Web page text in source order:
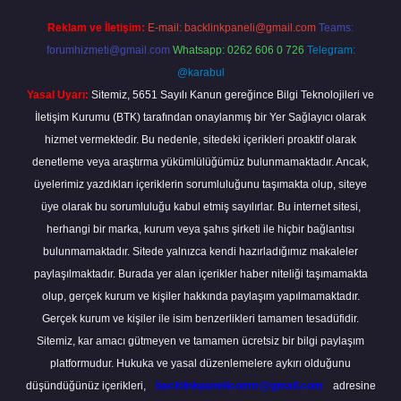
Reklam ve İletişim: E-mail: backlinkpaneli@gmail.com Teams:
forumhizmeti@gmail.com Whatsapp: 0262 606 0 726 Telegram:
@karabul
Yasal Uyarı: Sitemiz, 5651 Sayılı Kanun gereğince Bilgi Teknolojileri ve
İletişim Kurumu (BTK) tarafından onaylanmış bir Yer Sağlayıcı olarak
hizmet vermektedir. Bu nedenle, sitedeki içerikleri proaktif olarak
denetleme veya araştırma yükümlülüğümüz bulunmamaktadır. Ancak,
üyelerimiz yazdıkları içeriklerin sorumluluğunu taşımakta olup, siteye
üye olarak bu sorumluluğu kabul etmiş sayılırlar. Bu internet sitesi,
herhangi bir marka, kurum veya şahıs şirketi ile hiçbir bağlantısı
bulunmamaktadır. Sitede yalnızca kendi hazırladığımız makaleler
paylaşılmaktadır. Burada yer alan içerikler haber niteliği taşımamakta
olup, gerçek kurum ve kişiler hakkında paylaşım yapılmamaktadır.
Gerçek kurum ve kişiler ile isim benzerlikleri tamamen tesadüfidir.
Sitemiz, kar amacı gütmeyen ve tamamen ücretsiz bir bilgi paylaşım
platformudur. Hukuka ve yasal düzenlemelere aykırı olduğunu
düşündüğünüz içerikleri,
backlinkpanelicomtr@gmail.com adresine